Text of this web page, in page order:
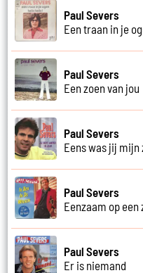
Paul Severs
Een traan in je
Paul Severs
Een zoen van jou
Paul Severs
Eens was jij
Paul Severs
Eenzaam op
Paul Severs
Er is niemand